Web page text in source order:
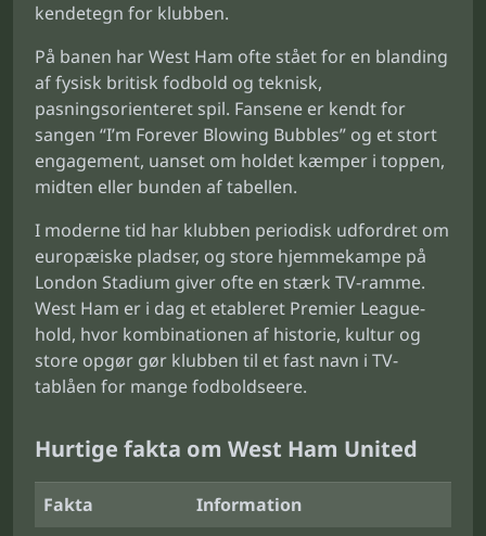
kendetegn for klubben.
På banen har West Ham ofte stået for en blanding
af fysisk britisk fodbold og teknisk,
pasningsorienteret spil. Fansene er kendt for
sangen “I’m Forever Blowing Bubbles” og et stort
engagement, uanset om holdet kæmper i toppen,
midten eller bunden af tabellen.
I moderne tid har klubben periodisk udfordret om
europæiske pladser, og store hjemmekampe på
London Stadium giver ofte en stærk TV-ramme.
West Ham er i dag et etableret Premier League-
hold, hvor kombinationen af historie, kultur og
store opgør gør klubben til et fast navn i TV-
tablåen for mange fodboldseere.
Hurtige fakta om West Ham United
Fakta Information